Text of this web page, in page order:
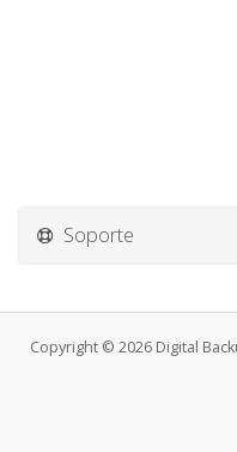
Soporte
Copyright © 2026 Digital